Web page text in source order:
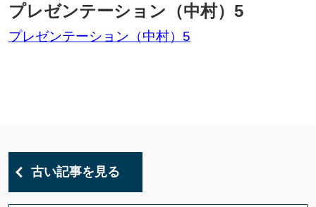
プレゼンテーション（中村）5
プレゼンテーション（中村）5
古い記事を見る